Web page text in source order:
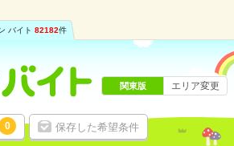
バイト 82182件
0 保存した希望条件
関東版 エリア変更